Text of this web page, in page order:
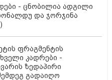
- ცნობილია ადგილი
და ჯორჯინა
ფრაგმენტის
კადრები -
ზედაპირი
გადაიღო